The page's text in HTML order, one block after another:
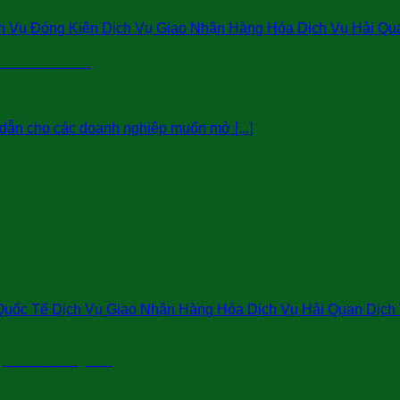
Vụ Đóng Kiện Dịch Vụ Giao Nhận Hàng Hóa Dịch Vụ Hải
TỪ A ĐẾN Z
cho các doanh nghiệp muốn mở [...]
Tế Dịch Vụ Giao Nhận Hàng Hóa Dịch Vụ Hải Quan